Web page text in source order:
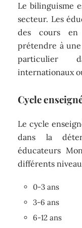
Le bilinguisme
secteur. Les
des cours en
prétendre à
particulier
internationaux
Cycle
Le cycle
dans la
éducateurs
différents
0-3 ans
3-6 ans
6-12 ans